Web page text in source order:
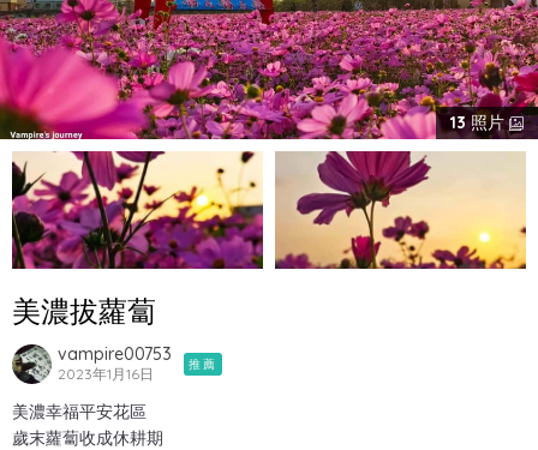
13照片
美濃拔蘿蔔
vampire00753
2023年1月16日
推薦
美濃幸福平安花區
歲末蘿蔔收成休耕期